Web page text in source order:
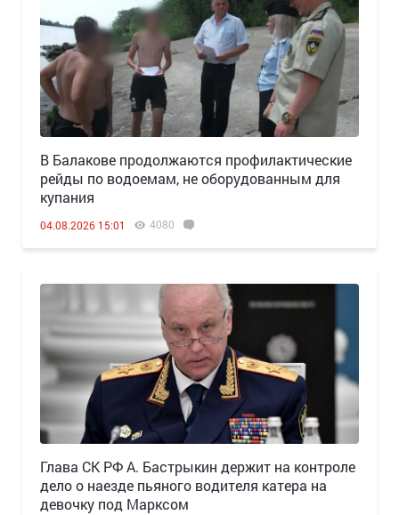
В Балакове продолжаются профилактические
рейды по водоемам, не оборудованным для
купания
04.08.2026 15:01 4080
Глава СК РФ А. Бастрыкин держит на контроле
дело о наезде пьяного водителя катера на
девочку под Марксом